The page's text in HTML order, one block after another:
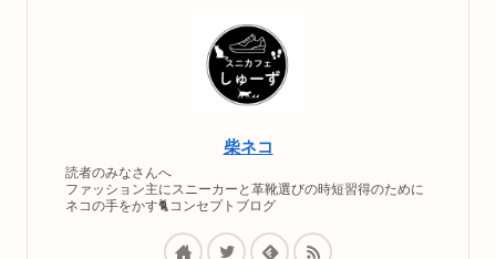
柴ネコ
読者のみなさんへ
ファッション主にスニーカーと革靴選びの時短習得のために
ネコの手をかす🐈コンセプトブログ